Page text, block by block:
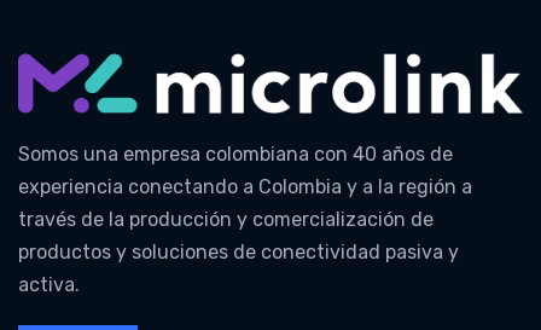
Somos una empresa colombiana con 40 años de
experiencia conectando a Colombia y a la región a
través de la producción y comercialización de
productos y soluciones de conectividad pasiva y
activa.